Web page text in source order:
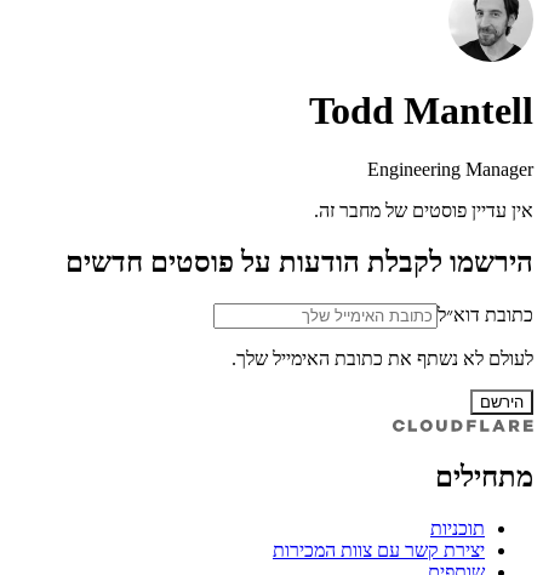
Todd Mantell
Engineering Manager
אין עדיין פוסטים של מחבר זה.
הירשמו לקבלת הודעות על פוסטים חדשים
כתובת דוא״ל
לעולם לא נשתף את כתובת האימייל שלך.
הירשם
מתחילים
תוכניות
יצירת קשר עם צוות המכירות